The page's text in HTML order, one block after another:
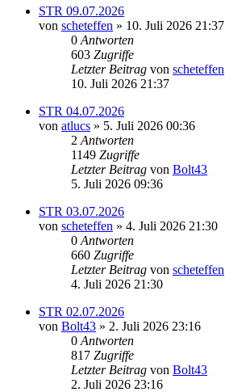
STR 09.07.2026
von scheteffen » 10. Juli 2026 21:37
0 Antworten
603 Zugriffe
Letzter Beitrag von scheteffen
10. Juli 2026 21:37
STR 04.07.2026
von atlucs » 5. Juli 2026 00:36
2 Antworten
1149 Zugriffe
Letzter Beitrag von Bolt43
5. Juli 2026 09:36
STR 03.07.2026
von scheteffen » 4. Juli 2026 21:30
0 Antworten
660 Zugriffe
Letzter Beitrag von scheteffen
4. Juli 2026 21:30
STR 02.07.2026
von Bolt43 » 2. Juli 2026 23:16
0 Antworten
817 Zugriffe
Letzter Beitrag von Bolt43
2. Juli 2026 23:16